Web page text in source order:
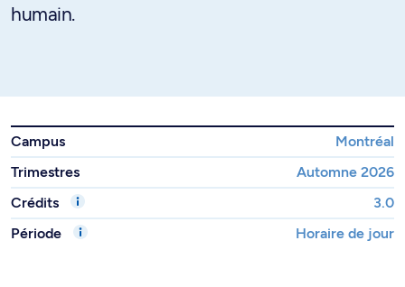
humain.
Campus
Montréal
Trimestres
Automne 2026
Crédits
3.0
Période
Horaire de jour